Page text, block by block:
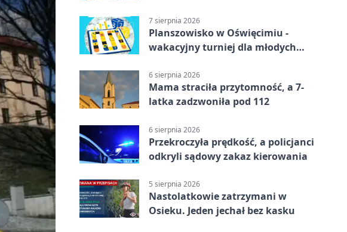
7 sierpnia 2026
Planszowisko w Oświęcimiu -
wakacyjny turniej dla młodych
6 sierpnia 2026
Mama straciła przytomność, a 7-
latka zadzwoniła pod 112
6 sierpnia 2026
Przekroczyła prędkość, a policjanci
odkryli sądowy zakaz kierowania
5 sierpnia 2026
Nastolatkowie zatrzymani w
Osieku. Jeden jechał bez kasku